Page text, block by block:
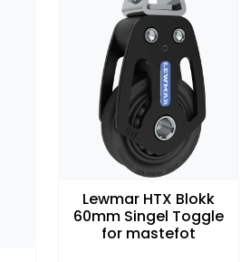
Lewmar HTX Blokk
60mm Singel Toggle
for mastefot